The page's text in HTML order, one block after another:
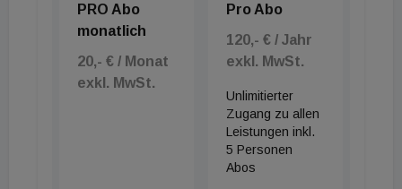
PRO Abo
monatlich
20,- € / Monat
exkl. MwSt.
Pro Abo
120,- € / Jahr
exkl. MwSt.
Unlimitierter
Zugang zu allen
Leistungen inkl.
5 Personen
Abos